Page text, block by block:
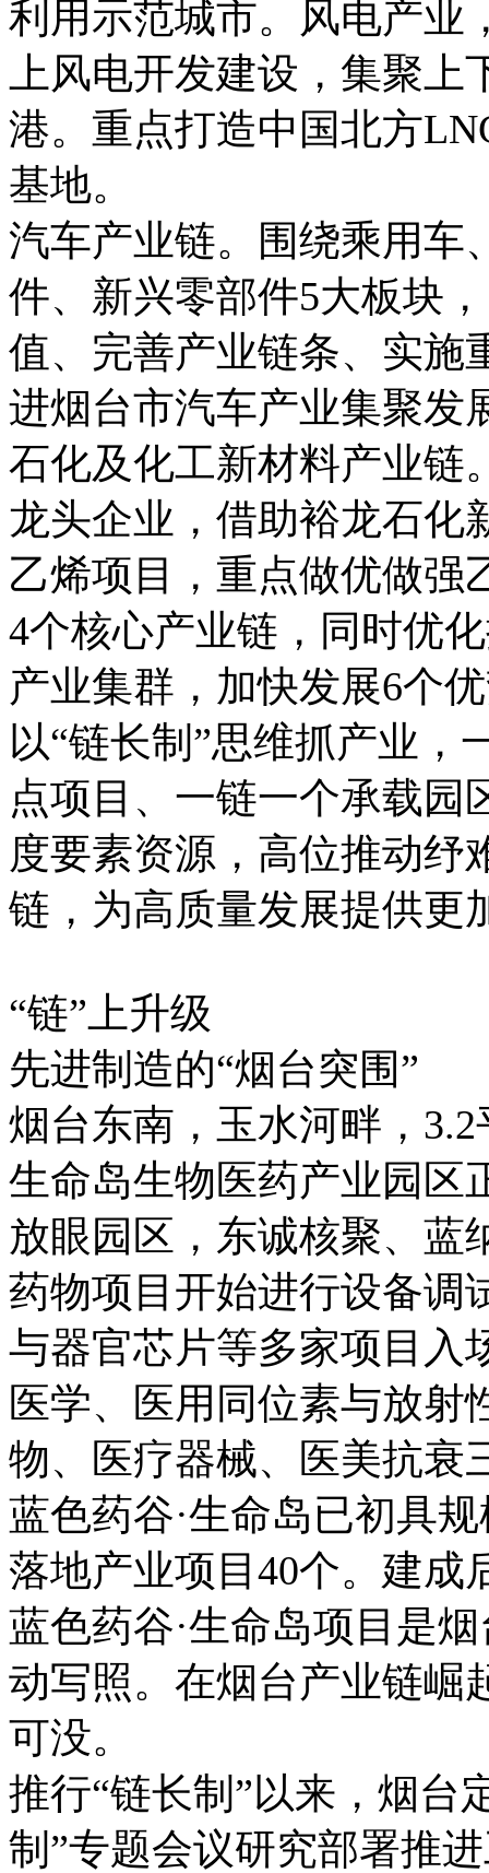
利用示范城市。风电产业
上风电开发建设，集聚
港。重点打造中国北方
基地。
汽车产业链。围绕乘用车
件、新兴零部件5大板块
值、完善产业链条、实施
进烟台市汽车产业集聚发
石化及化工新材料产业链
龙头企业，借助裕龙石化
乙烯项目，重点做优做强
4个核心产业链，同时优
产业集群，加快发展6个
以“链长制”思维抓产业，
点项目、一链一个承载园
度要素资源，高位推动纾
链，为高质量发展提供更
“链”上升级
先进制造的“烟台突围”
烟台东南，玉水河畔，
生命岛生物医药产业园区
放眼园区，东诚核聚、蓝
药物项目开始进行设备调
与器官芯片等多家项目入
医学、医用同位素与放射
物、医疗器械、医美抗衰
蓝色药谷·生命岛已初具
落地产业项目40个。建成
蓝色药谷·生命岛项目是
动写照。在烟台产业链崛
可没。
推行“链长制”以来，烟台
制”专题会议研究部署推